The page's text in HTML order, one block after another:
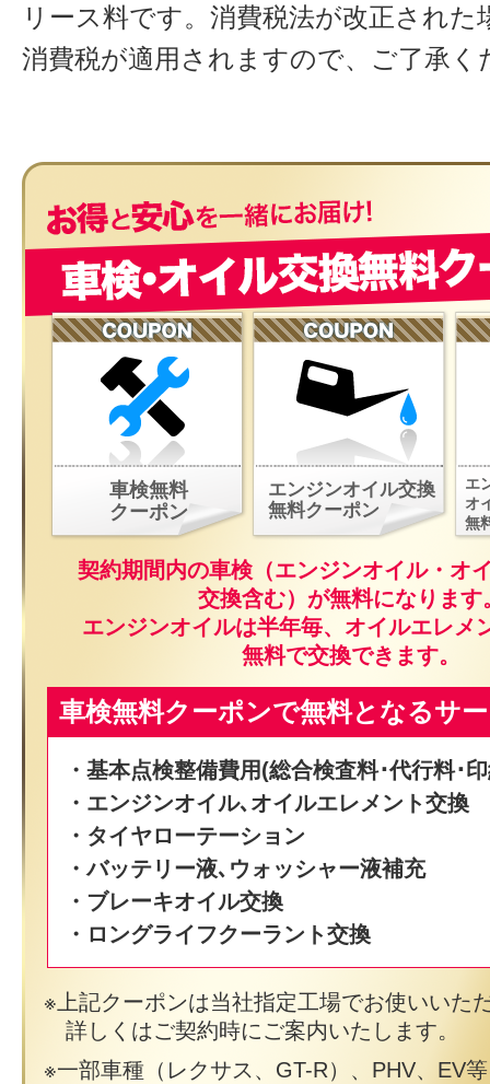
リース料です。消費税法が改正された
消費税が適用されますので、ご了承く
車検無料
クーポン
エンジンオイル交換
無料クーポン
エ
オ
無
契約期間内の車検（エンジンオイル・オ
交換含む）が無料になります
エンジンオイルは半年毎、オイルエレメ
無料で交換できます。
車検無料クーポンで無料となるサ
・基本点検整備費用(総合検査料･代行料･
・エンジンオイル､オイルエレメント交換
・タイヤローテーション
・バッテリー液､ウォッシャー液補充
・ブレーキオイル交換
・ロングライフクーラント交換
上記クーポンは当社指定工場でお使いいた
詳しくはご契約時にご案内いたします。
一部車種（レクサス、GT-R）、PHV、EV